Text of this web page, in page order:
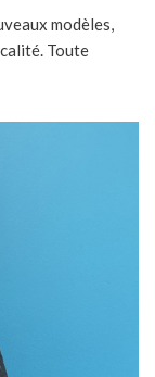
modèles,
Toute